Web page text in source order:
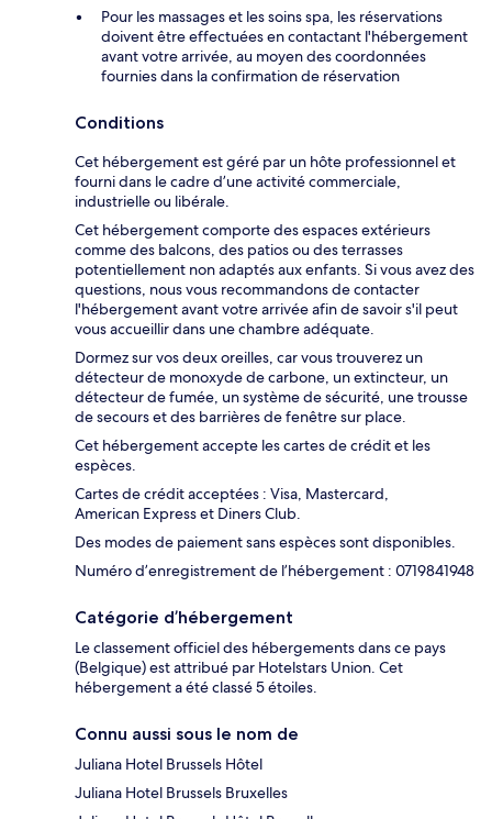
Pour les massages et les soins spa, les réservations
doivent être effectuées en contactant l'hébergement
avant votre arrivée, au moyen des coordonnées
fournies dans la confirmation de réservation
Conditions
Cet hébergement est géré par un hôte professionnel et
fourni dans le cadre d’une activité commerciale,
industrielle ou libérale.
Cet hébergement comporte des espaces extérieurs
comme des balcons, des patios ou des terrasses
potentiellement non adaptés aux enfants. Si vous avez des
questions, nous vous recommandons de contacter
l'hébergement avant votre arrivée afin de savoir s'il peut
vous accueillir dans une chambre adéquate.
Dormez sur vos deux oreilles, car vous trouverez un
détecteur de monoxyde de carbone, un extincteur, un
détecteur de fumée, un système de sécurité, une trousse
de secours et des barrières de fenêtre sur place.
Cet hébergement accepte les cartes de crédit et les
espèces.
Cartes de crédit acceptées : Visa, Mastercard,
American Express et Diners Club.
Des modes de paiement sans espèces sont disponibles.
Numéro d’enregistrement de l’hébergement : 0719841948
Catégorie d’hébergement
Le classement officiel des hébergements dans ce pays
(Belgique) est attribué par Hotelstars Union. Cet
hébergement a été classé 5 étoiles.
Connu aussi sous le nom de
Juliana Hotel Brussels Hôtel
Juliana Hotel Brussels Bruxelles